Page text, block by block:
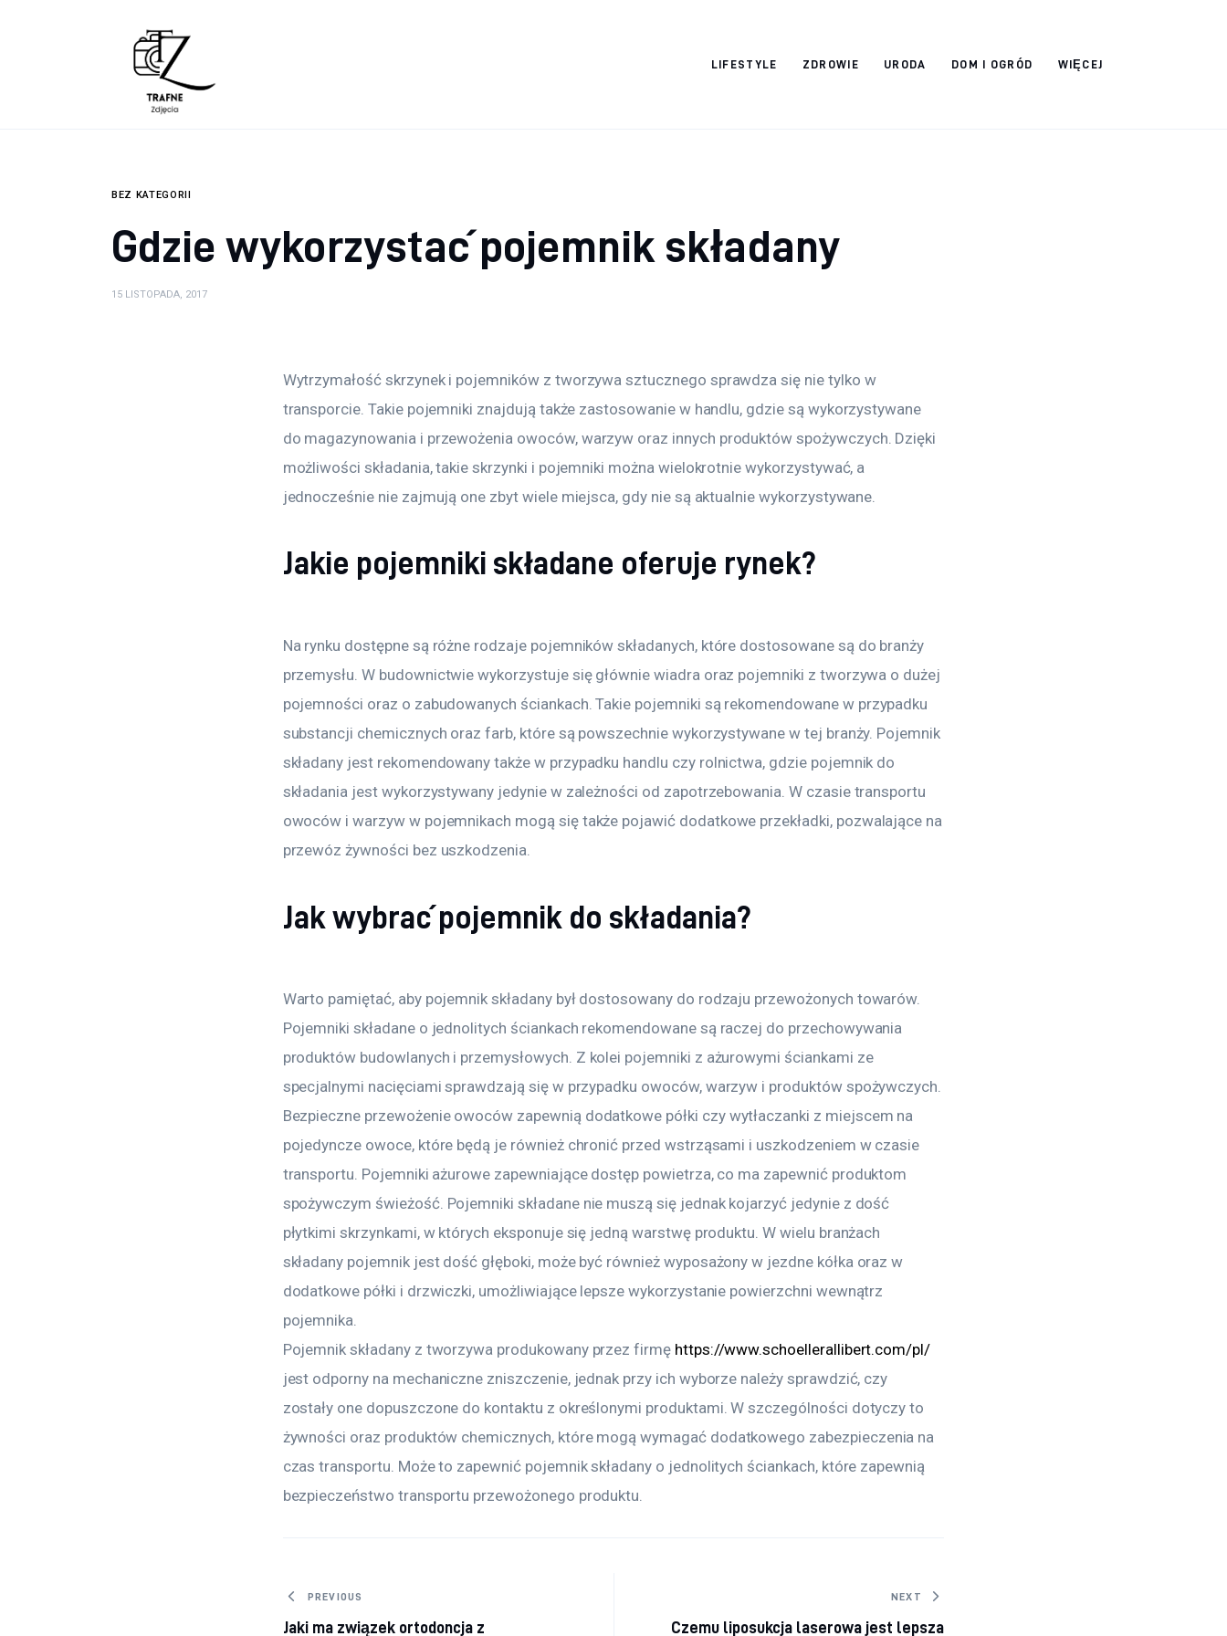
LIFESTYLE ZDROWIE URODA DOM I OGRÓD WIĘCEJ
BEZ KATEGORII
Gdzie wykorzystać pojemnik składany
15 LISTOPADA, 2017
Wytrzymałość skrzynek i pojemników z tworzywa sztucznego sprawdza się nie tylko w
transporcie. Takie pojemniki znajdują także zastosowanie w handlu, gdzie są wykorzystywane
do magazynowania i przewożenia owoców, warzyw oraz innych produktów spożywczych. Dzięki
możliwości składania, takie skrzynki i pojemniki można wielokrotnie wykorzystywać, a
jednocześnie nie zajmują one zbyt wiele miejsca, gdy nie są aktualnie wykorzystywane.
Jakie pojemniki składane oferuje rynek?
Na rynku dostępne są różne rodzaje pojemników składanych, które dostosowane są do branży
przemysłu. W budownictwie wykorzystuje się głównie wiadra oraz pojemniki z tworzywa o dużej
pojemności oraz o zabudowanych ściankach. Takie pojemniki są rekomendowane w przypadku
substancji chemicznych oraz farb, które są powszechnie wykorzystywane w tej branży. Pojemnik
składany jest rekomendowany także w przypadku handlu czy rolnictwa, gdzie pojemnik do
składania jest wykorzystywany jedynie w zależności od zapotrzebowania. W czasie transportu
owoców i warzyw w pojemnikach mogą się także pojawić dodatkowe przekładki, pozwalające na
przewóz żywności bez uszkodzenia.
Jak wybrać pojemnik do składania?
Warto pamiętać, aby pojemnik składany był dostosowany do rodzaju przewożonych towarów.
Pojemniki składane o jednolitych ściankach rekomendowane są raczej do przechowywania
produktów budowlanych i przemysłowych. Z kolei pojemniki z ażurowymi ściankami ze
specjalnymi nacięciami sprawdzają się w przypadku owoców, warzyw i produktów spożywczych.
Bezpieczne przewożenie owoców zapewnią dodatkowe półki czy wytłaczanki z miejscem na
pojedyncze owoce, które będą je również chronić przed wstrząsami i uszkodzeniem w czasie
transportu. Pojemniki ażurowe zapewniające dostęp powietrza, co ma zapewnić produktom
spożywczym świeżość. Pojemniki składane nie muszą się jednak kojarzyć jedynie z dość
płytkimi skrzynkami, w których eksponuje się jedną warstwę produktu. W wielu branżach
składany pojemnik jest dość głęboki, może być również wyposażony w jezdne kółka oraz w
dodatkowe półki i drzwiczki, umożliwiające lepsze wykorzystanie powierzchni wewnątrz
pojemnika.
Pojemnik składany z tworzywa produkowany przez firmę https://www.schoellerallibert.com/pl/
jest odporny na mechaniczne zniszczenie, jednak przy ich wyborze należy sprawdzić, czy
zostały one dopuszczone do kontaktu z określonymi produktami. W szczególności dotyczy to
żywności oraz produktów chemicznych, które mogą wymagać dodatkowego zabezpieczenia na
czas transportu. Może to zapewnić pojemnik składany o jednolitych ściankach, które zapewnią
bezpieczeństwo transportu przewożonego produktu.
Nawigacja
PREVIOUS
Jaki ma związek ortodoncja z
NEXT
Czemu liposukcja laserowa jest lepsza